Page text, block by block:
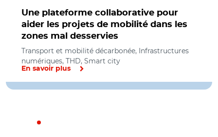
Une plateforme collaborative pour
aider les projets de mobilité dans les
zones mal desservies
Transport et mobilité décarbonée, Infrastructures
numériques, THD, Smart city
En savoir plus